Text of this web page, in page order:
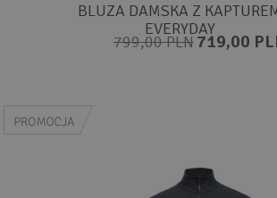
BLUZA DAMSKA Z
EVERYDAY
799,00 PLN719,00